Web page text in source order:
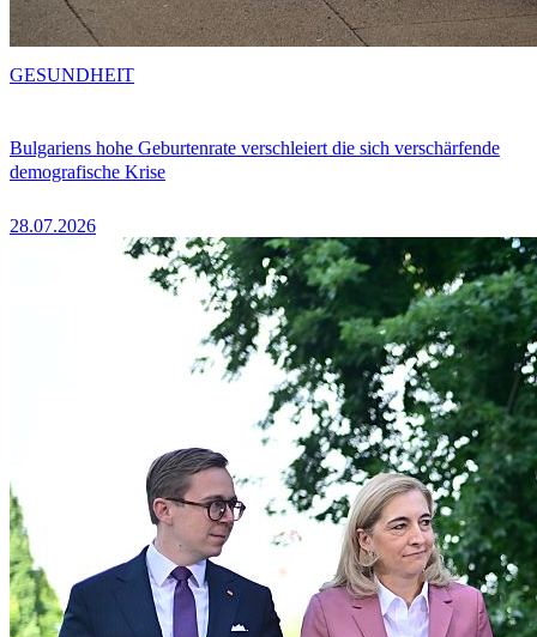
Bulgariens hohe Geburtenrate verschleiert die sich verschärfende
demografische Krise
28.07.2026
GESUNDHEIT